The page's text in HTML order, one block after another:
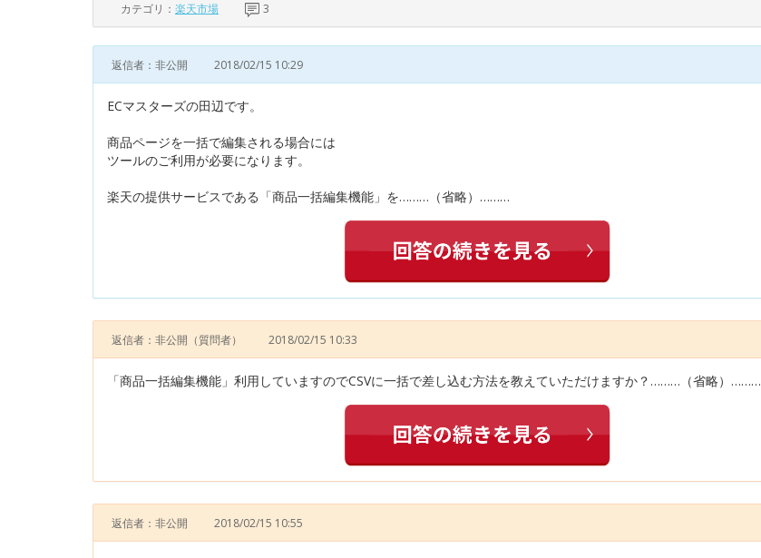
カテゴリ： 楽天市場 3
返信者：非公開 2018/02/15 10:29
ECマスターズの田辺です。
商品ページを一括で編集される場合には
ツールのご利用が必要になります。
楽天の提供サービスである「商品一括編集機能」を………（省略）………
返信者：非公開 （質問者） 2018/02/15 10:33
「商品一括編集機能」利用していますのでCSVに一括で差し込む方法を教えていただけますか？………（省略）………
返信者：非公開 2018/02/15 10:55